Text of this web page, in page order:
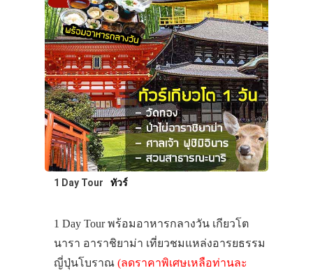
1 Day Tour ทัวร์
1 Day Tour พร้อมอาหารกลางวัน เกียวโต
นารา อาราชิยาม่า เที่ยวชมแหล่งอารยธรรม
ญี่ปุ่นโบราณ (ลดราคาพิเศษเหลือท่านละ